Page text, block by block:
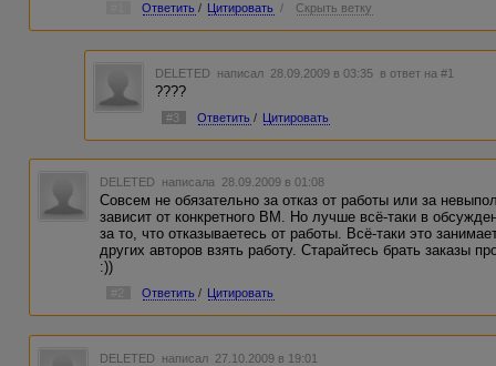
Ответить / Цитировать / Скрыть ветку
DELETED написал 28.09.2009 в 03:35 в ответ на #1
????
#3 Ответить / Цитировать
DELETED написала 28.09.2009 в 01:08
Совсем не обязательно за отказ от работы или за
зависит от конкретного ВМ. Но лучше всё-таки в
за то, что отказываетесь от работы. Всё-таки это
других авторов взять работу. Старайтесь брать заказы
:))
Ответить / Цитировать
DELETED написал 27.10.2009 в 19:01